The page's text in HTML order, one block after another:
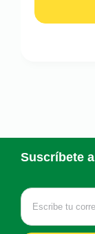
Suscríbete